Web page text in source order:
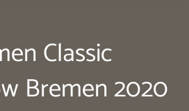
Classic
Bremen 2020